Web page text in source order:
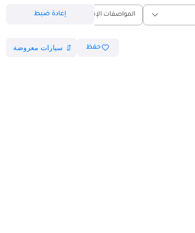
المواصفات الإقليمية إعادة ضبط
حفظ